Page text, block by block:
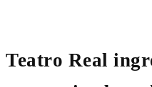
Teatro Real